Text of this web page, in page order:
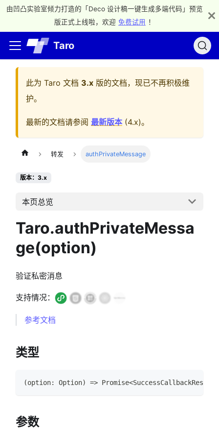
由凹凸实验室倾力打造的「Deco 设计稿一键生成多端代码」预览
版正式上线啦，欢迎 免费试用 ！
Taro
此为 Taro 文档 3.x 版的文档，现已不再积极维
护。
最新的文档请参阅 最新版本 (4.x)。
转发 authPrivateMessage
版本：3.x
本页总览
Taro.authPrivateMessa
ge(option)
验证私密消息
支持情况：
参考文档
类型
(option: Option) => Promise<SuccessCallbackResult
参数